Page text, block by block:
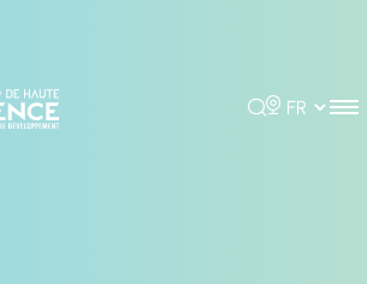
Rechercher
Choisir la